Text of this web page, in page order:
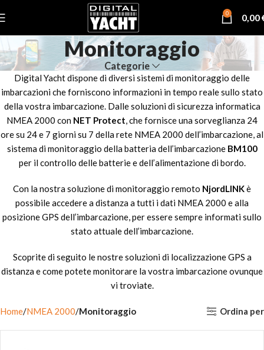
0 0,00
Monitoraggio
Categorie
Digital Yacht dispone di diversi sistemi di monitoraggio delle
imbarcazioni che forniscono informazioni in tempo reale sullo stato
della vostra imbarcazione. Dalle soluzioni di sicurezza informatica
NMEA 2000 con NET Protect, che fornisce una sorveglianza 24
ore su 24 e 7 giorni su 7 della rete NMEA 2000 dell’imbarcazione, al
sistema di monitoraggio della batteria dell’imbarcazione BM100
per il controllo delle batterie e dell’alimentazione di bordo.
Con la nostra soluzione di monitoraggio remoto NjordLINKè
possibile accedere a distanza a tutti i dati NMEA 2000 e alla
posizione GPS dell’imbarcazione, per essere sempre informati sullo
stato attuale dell’imbarcazione.
Scoprite di seguito le nostre soluzioni di localizzazione GPS a
distanza e come potete monitorare la vostra imbarcazione ovunque
vi troviate.
Home NMEA 2000 Monitoraggio Ordina per